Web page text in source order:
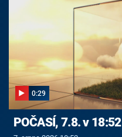
0:29
POČASÍ, 7.8. v 18:52